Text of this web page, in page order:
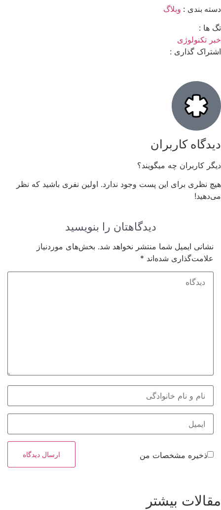
دسته بندی : وبلاگ
تگ ها :
خبر تکنولوژی
اشتراک گذاری :
دیدگاه کاربران
دیگر کاربران چه میگویند؟
هیچ نظری برای این پست وجود ندارد. اولین نفری باشید که نظر
می‌دهید!
دیدگاهتان را بنویسید
نشانی ایمیل شما منتشر نخواهد شد. بخش‌های موردنیاز
علامت‌گذاری شده‌اند *
ذخیره مشخصات من
مقالات بیشتر